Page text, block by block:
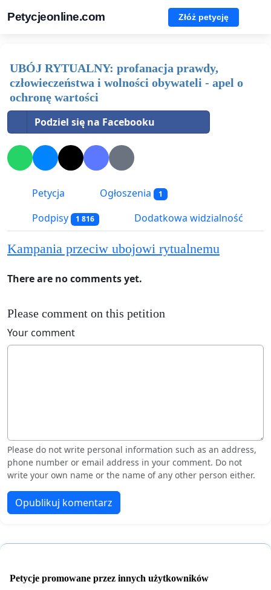
Petycjeonline.com Złóż petycję
UBÓJ RYTUALNY: profanacja prawdy,
człowieczeństwa i wolności obywateli - apel o
ochronę wartości
Podziel się na Facebooku
Petycja Ogłoszenia 1
Podpisy 1 816 Dodatkowa widzialność
Kampania przeciw ubojowi rytualnemu
There are no comments yet.
Please comment on this petition
Your comment
Please do not write personal information such as an address,
phone number or email address in your comment. Do not
write your own name or the name of any other person either.
Opublikuj komentarz
Petycje promowane przez innych użytkowników